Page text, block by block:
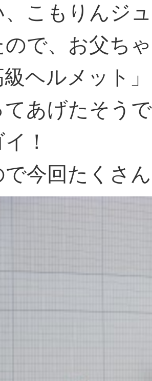
、こもりんジ
ので、お父ち
級ヘルメット
てあげたそう
！
で今回たくさ